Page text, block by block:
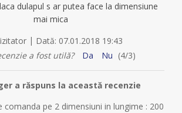
dulapul s ar putea face la dimensiune
mai mica
| Dată: 07.01.2018 19:43
a fost utilă?
Da Nu (4/3)
a răspuns la această recenzie
comanda pe 2 dimensiuni in lungime : 200